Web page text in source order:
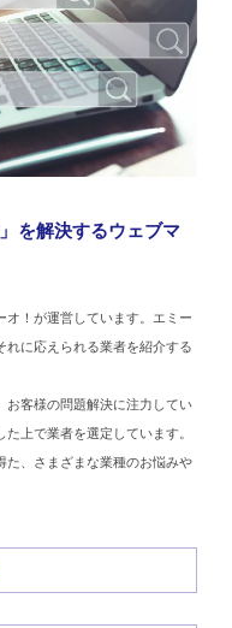
を解決するウェブマ
オ！が運営しています。エミー
れに応えられる業者を紹介する
お客様の問題解決に注力してい
上で業者を選定しています。
た、さまざまな業種のお悩みや